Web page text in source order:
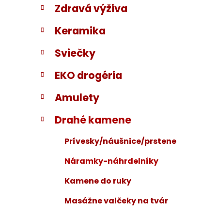
a
n
e
l
i
Zdravá výživa
Keramika
Sviečky
EKO drogéria
Amulety
Drahé kamene
Prívesky/náušnice/prstene
Náramky-náhrdelníky
Kamene do ruky
Masážne valčeky na tvár